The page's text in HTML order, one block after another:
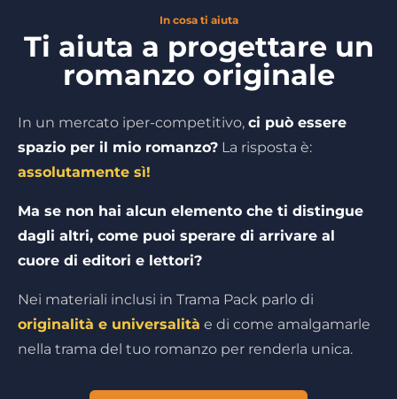
In cosa ti aiuta
Ti aiuta a progettare un
romanzo originale
In un mercato iper-competitivo, ci può essere
spazio per il mio romanzo? La risposta è:
assolutamente sì!
Ma se non hai alcun elemento che ti distingue
dagli altri, come puoi sperare di arrivare al
cuore di editori e lettori?
Nei materiali inclusi in Trama Pack parlo di
originalità e universalità e di come amalgamarle
nella trama del tuo romanzo per renderla unica.